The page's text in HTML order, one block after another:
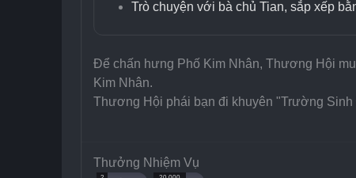
Trò chuyện với bà chủ Tian, sắp xếp
Để chấn hưng Phố Kim Nhân, Thương Hội
Kim Nhân.
Thương Hội phái bạn đi khuyên "Trường
Thưởng Nhiệm Vụ